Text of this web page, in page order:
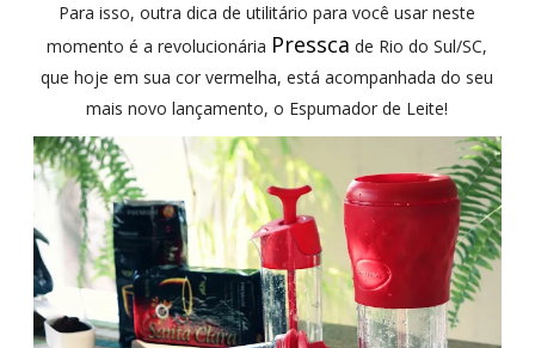
Para isso, outra dica de utilitário para você usar neste
momento é a revolucionária Pressca de Rio do Sul/SC,
que hoje em sua cor vermelha, está acompanhada do seu
mais novo lançamento, o Espumador de Leite!